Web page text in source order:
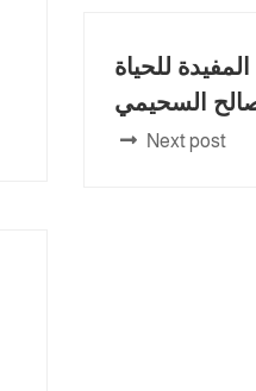
للحياة
صالح السحيمي
Next post